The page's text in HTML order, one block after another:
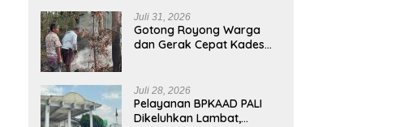
Abab Melalui Reses Ke-2 Tahun 2026
Juli 31, 2026
Gotong Royong Warga
dan Gerak Cepat Kades
Selatan
Juli 28, 2026
Pelayanan BPKAAD PALI
Dikeluhkan Lambat,